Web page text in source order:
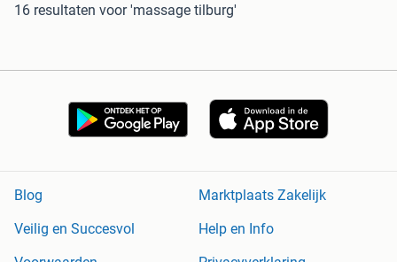
16 resultaten voor 'massage tilburg'
Blog
Marktplaats Zakelijk
Veilig en Succesvol
Help en Info